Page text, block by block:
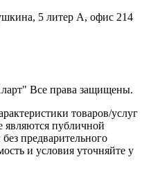
5 литер А, офис 214
Все права защищены.
товаров/услуг
являются публичной
предварительного
и условия уточняйте у